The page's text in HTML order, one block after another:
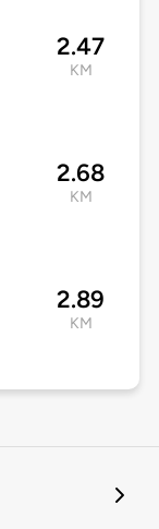
2.47
KM
2.68
KM
2.89
KM